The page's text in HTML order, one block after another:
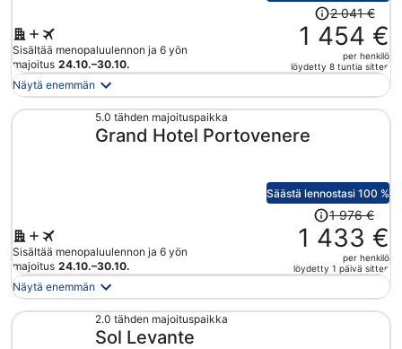
Sisältää menopaluulennon ja 6 yön
majoitus 24.10.–30.10.
Hinta
oli
2 041 €,
hinta
nyt
per
2 041 €
1 454 €
per henkilö
löydetty 8 tuntia sitten
Näytä enemmän
5.0 tähden majoituspaikka
Grand Hotel Portovenere
Säästä lennostasi 100 %
Sisältää menopaluulennon ja 6 yön
majoitus 24.10.–30.10.
Hinta
oli
1 976 €,
hinta
nyt
1 976 €
1 433 €
per henkilö
löydetty 1 päivä sitten
Näytä enemmän
2.0 tähden majoituspaikka
Sol Levante